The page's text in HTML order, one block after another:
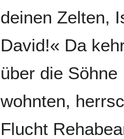
deinen Zelten,
David!« Da
über die
wohnten,
Flucht